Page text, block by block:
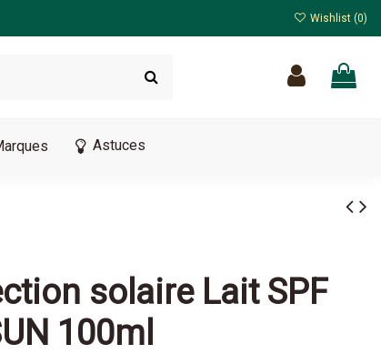
Wishlist (0)
Astuces
solaire Lait SPF
100ml